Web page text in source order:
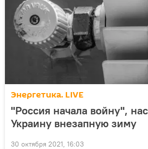
Энергетика. LIVE
"Россия начала войну",
Украину внезапную зиму
30 октября 2021, 16:03